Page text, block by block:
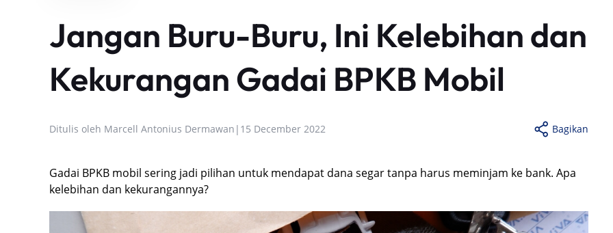
Jangan Buru-Buru, Ini Kelebihan dan
Kekurangan Gadai BPKB Mobil
Ditulis oleh Marcell Antonius Dermawan | 15 December 2022 Bagikan
Gadai BPKB mobil sering jadi pilihan untuk mendapat dana segar tanpa harus meminjam ke bank. Apa
kelebihan dan kekurangannya?